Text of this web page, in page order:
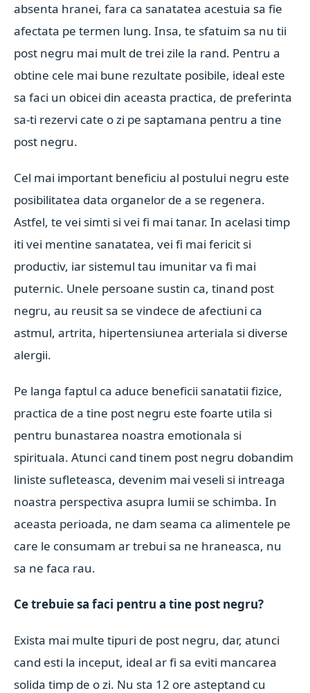
absenta hranei, fara ca sanatatea acestuia sa fie
afectata pe termen lung. Insa, te sfatuim sa nu tii
post negru mai mult de trei zile la rand. Pentru a
obtine cele mai bune rezultate posibile, ideal este
sa faci un obicei din aceasta practica, de preferinta
sa-ti rezervi cate o zi pe saptamana pentru a tine
post negru.
Cel mai important beneficiu al postului negru este
posibilitatea data organelor de a se regenera.
Astfel, te vei simti si vei fi mai tanar. In acelasi timp
iti vei mentine sanatatea, vei fi mai fericit si
productiv, iar sistemul tau imunitar va fi mai
puternic. Unele persoane sustin ca, tinand post
negru, au reusit sa se vindece de afectiuni ca
astmul, artrita, hipertensiunea arteriala si diverse
alergii.
Pe langa faptul ca aduce beneficii sanatatii fizice,
practica de a tine post negru este foarte utila si
pentru bunastarea noastra emotionala si
spirituala. Atunci cand tinem post negru dobandim
liniste sufleteasca, devenim mai veseli si intreaga
noastra perspectiva asupra lumii se schimba. In
aceasta perioada, ne dam seama ca alimentele pe
care le consumam ar trebui sa ne hraneasca, nu
sa ne faca rau.
Ce trebuie sa faci pentru a tine post negru?
Exista mai multe tipuri de post negru, dar, atunci
cand esti la inceput, ideal ar fi sa eviti mancarea
solida timp de o zi. Nu sta 12 ore asteptand cu